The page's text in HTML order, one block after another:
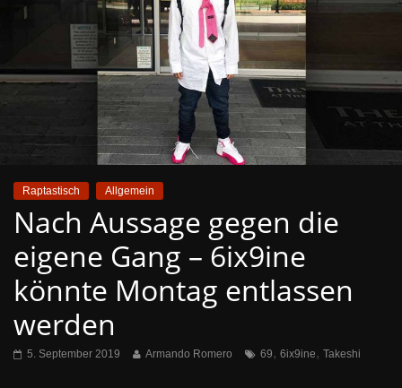
Raptastisch Allgemein
Nach Aussage gegen die
eigene Gang – 6ix9ine
könnte Montag entlassen
werden
5. September 2019 Armando Romero 69, 6ix9ine, Takeshi